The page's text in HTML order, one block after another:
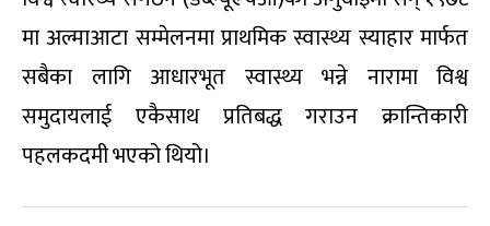
मा अल्माआटा सम्मेलनमा प्राथमिक स्वास्थ्य स्याहार मार्फत
सबैका लागि आधारभूत स्वास्थ्य भन्ने नारामा विश्व
समुदायलाई एकैसाथ प्रतिबद्ध गराउन क्रान्तिकारी
पहलकदमी भएको थियो।